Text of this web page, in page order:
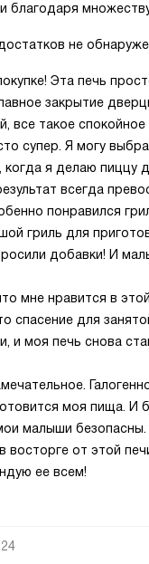
благодаря
не
Эта печь
закрытие
все такое спокойное
супер. Я могу
я делаю пиццу
всегда
понравился
гриль для
добавки! И
мне нравится в
спасение для
и моя печь снова
моя пища.
малыши безопасны.
восторге от этой
ее всем!